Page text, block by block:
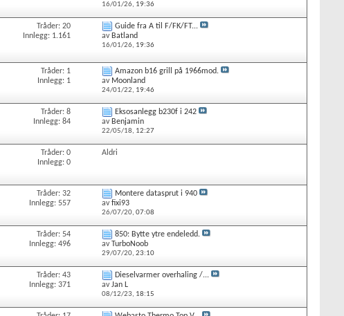
16/01/26, 19:36
Tråder: 20
Innlegg: 1.161
Guide fra A til F/FK/FT...
av Batland
16/01/26, 19:36
Tråder: 1
Innlegg: 1
Amazon b16 grill på 1966mod.
av Moonland
24/01/22, 19:46
Tråder: 8
Innlegg: 84
Eksosanlegg b230f i 242
av Benjamin
22/05/18, 12:27
Tråder: 0
Innlegg: 0
Aldri
Tråder: 32
Innlegg: 557
Montere datasprut i 940
avfixi93
26/07/20, 07:08
Tråder: 54
Innlegg: 496
850: Bytte ytre endeledd.
avTurboNoob
29/07/20, 23:10
Tråder: 43
Innlegg: 371
Dieselvarmer overhaling /...
avJan L
08/12/23, 18:15